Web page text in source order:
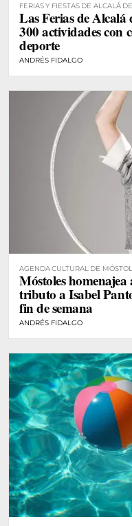
FERIAS Y FIESTAS DE ALCALÁ
Las Ferias de Alcalá
300 actividades con
deporte
ANDRÉS FIDALGO
AGENDA CULTURAL DE
Móstoles
tributo a Isabel
fin de semana
ANDRÉS FIDALGO